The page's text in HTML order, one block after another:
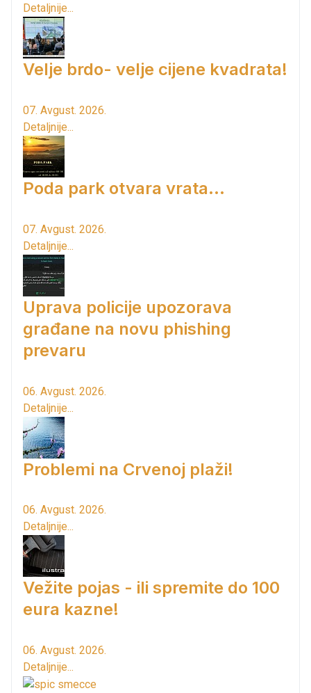
Detaljnije...
Velje brdo- velje cijene kvadrata!
07. Avgust. 2026.
Detaljnije...
Poda park otvara vrata...
07. Avgust. 2026.
Detaljnije...
Uprava policije upozorava
građane na novu phishing
prevaru
06. Avgust. 2026.
Detaljnije...
Problemi na Crvenoj plaži!
06. Avgust. 2026.
Detaljnije...
Vežite pojas - ili spremite do 100
eura kazne!
06. Avgust. 2026.
Detaljnije...